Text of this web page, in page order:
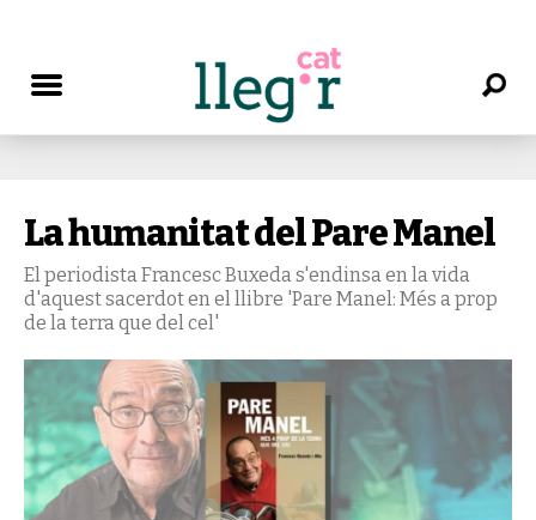
La humanitat del Pare Manel
El periodista Francesc Buxeda s'endinsa en la vida
d'aquest sacerdot en el llibre 'Pare Manel: Més a prop
de la terra que del cel'